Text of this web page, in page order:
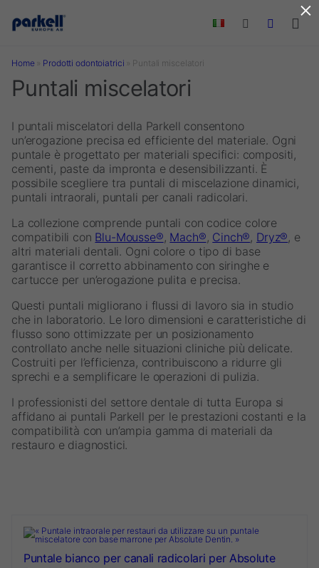
Skip to main content
Home» Prodotti odontoiatrici Puntali miscelatori
Puntali miscelatori
I puntali miscelatori della Parkell consentono
un’erogazione precisa ed efficiente del materiale. Ogni
puntale è progettato per materiali specifici: compositi,
cementi, paste da impronta e desensibilizzanti. È
possibile scegliere tra puntali di miscelazione dinamici,
puntali intraorali, puntali per canali radicolari.
La collezione comprende puntali con codice colore
compatibili con Blu-Mousse®, Mach®, Cinch®, Dryz®, e
altri materiali dentali. Ogni colore o tipo di base
garantisce il corretto abbinamento con siringhe e
cartucce per un’erogazione pulita e precisa.
Questi puntali migliorano i flussi di lavoro sia in studio
che in laboratorio. Le loro dimensioni e caratteristiche di
flusso sono ottimizzate per un posizionamento
controllato anche nelle situazioni cliniche più delicate.
Costruiti per l’efficienza, contribuiscono a ridurre gli
sprechi e a semplificare le operazioni di pulizia.
I professionisti del settore dentale di tutta Europa si
affidano ai puntali Parkell per le prestazioni costanti e la
compatibilità con un’ampia gamma di materiali da
restauro e diagnostici.
Puntale bianco per canali radicolari per Absolute
×